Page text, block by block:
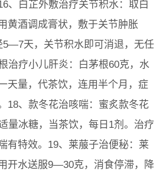
、白芷外敷治疗关节积水：取白
黄酒调成膏状，敷于关节肿胀
5—7天，关节积水即可消退，无任
治疗小儿肝炎：白茅根60克，水
天量，代茶饮，连用半个月，症
18、款冬花治咳喘：蜜炙款冬花
量冰糖，当茶饮，每日1剂。治疗
有特效。19、莱菔子治便秘：莱
开水送服9—30克，消食停滞，降